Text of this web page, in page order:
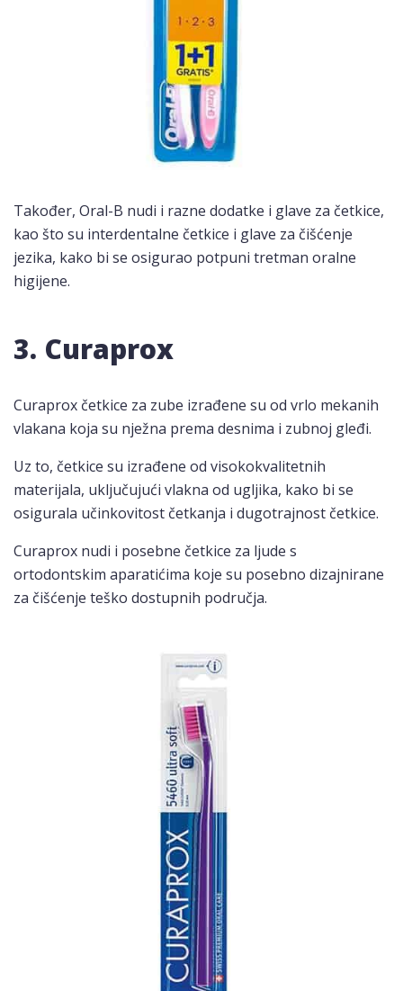
Također, Oral-B nudi i razne dodatke i glave za četkice,
kao što su interdentalne četkice i glave za čišćenje
jezika, kako bi se osigurao potpuni tretman oralne
higijene.
3. Curaprox
Curaprox četkice za zube izrađene su od vrlo mekanih
vlakana koja su nježna prema desnima i zubnoj gleđi.
Uz to, četkice su izrađene od visokokvalitetnih
materijala, uključujući vlakna od ugljika, kako bi se
osigurala učinkovitost četkanja i dugotrajnost četkice.
Curaprox nudi i posebne četkice za ljude s
ortodontskim aparatićima koje su posebno dizajnirane
za čišćenje teško dostupnih područja.